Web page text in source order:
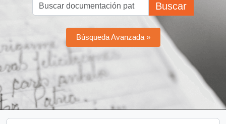
Buscar
Búsqueda Avanzada »